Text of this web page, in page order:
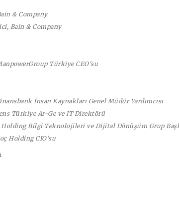
& Company
Bain & Company
Türkiye CEO'su
İnsan Kaynakları Genel Müdür Yardımcısı
Türkiye Ar-Ge ve IT Direktörü
Bilgi Teknolojileri ve Dijital Dönüşüm Grup
Holding CIO'su